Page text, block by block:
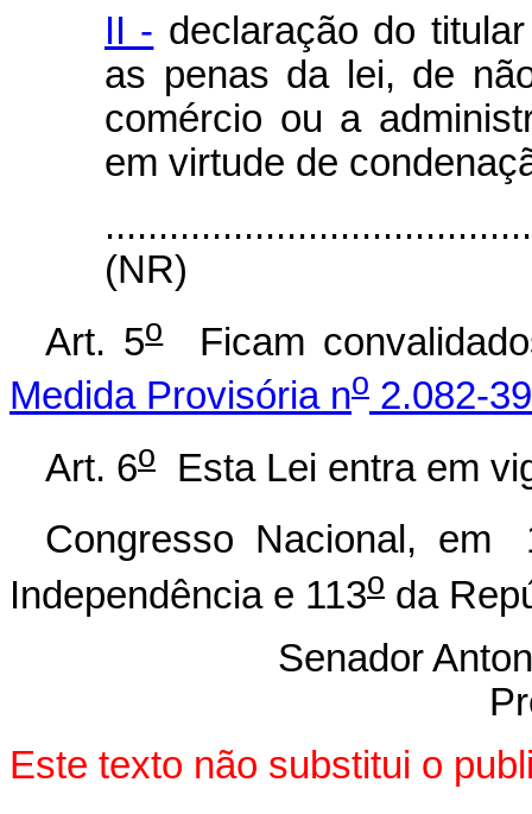
II - declaração do
as penas da lei, de
comércio ou a
em virtude de
(NR)
Art. 5oFicam
Medida Provisória no 2.082-
Art. 6o
Esta Lei entra em
Congresso Nacional, em
Independência e 113o da
Senador
Este texto não substitui o